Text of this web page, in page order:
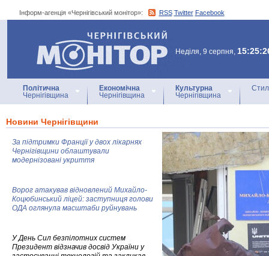
Інформ-агенція «Чернігівський монітор»: RSS Twitter Facebook
Інформ-агенція
«Чернігівський монітор»
Неділя, 9 серпня,
Політична
Чернігівщина
Економічна
Чернігівщина
Культурна
Чернігівщина
Новини Чернігівщини
За підтримки Франції у двох лікарнях
Чернігівщини облаштували
модернізовані укриття
Ворог атакував відновлений Михайло-
Коцюбинський ліцей: заступниця голови
ОДА оглянула масштаби руйнувань
У День Сил безпілотних систем
Президент відзначив досвід України у